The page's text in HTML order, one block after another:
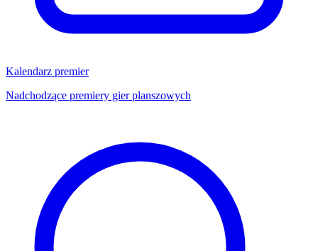
Kalendarz premier
Nadchodzące premiery gier planszowych